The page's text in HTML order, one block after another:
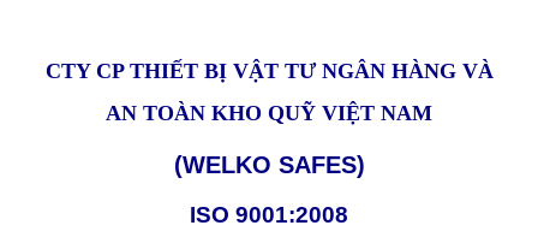
CTY CP THIẾT BỊ VẬT TƯ NGÂN HÀNG VÀ
AN TOÀN KHO QUỸ VIỆT NAM
(WELKO SAFES)
ISO 9001:2008